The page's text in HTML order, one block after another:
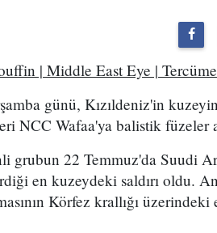
| Middle East Eye |
günü, Kızıldeniz'in
NCC Wafaa'ya balistik füzeler
grubun 22 Temmuz'da Suudi
en kuzeydeki saldırı oldu.
Körfez krallığı üzerindeki